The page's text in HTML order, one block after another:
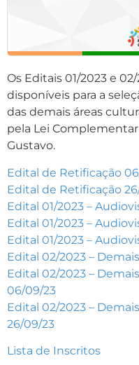
Os Editais 01/2023 e
disponíveis para a
das demais áreas
pela Lei Complementar
Gustavo.
Edital de Retificação
Edital de Retificação
Edital 01/2023 –
Edital 01/2023 –
Edital 01/2023 –
Edital 02/2023 –
Edital 02/2023 –
06/09/23
Edital 02/2023 –
26/09/23
Lista de Inscritos